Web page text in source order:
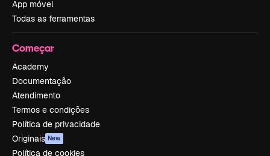
App móvel
Todas as ferramentas
Começar
Academy
Documentação
Atendimento
Termos e condições
Política de privacidade
Originais New
Política de cookies